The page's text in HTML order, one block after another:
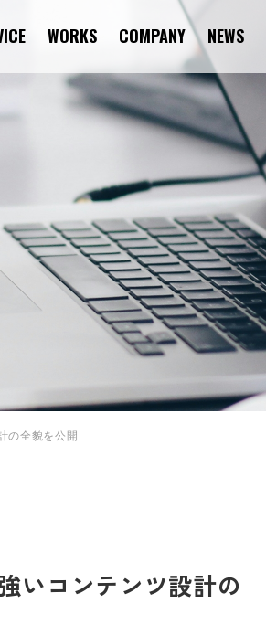
WORKS COMPANY NEWS
の全貌を公開
いコンテンツ設計の